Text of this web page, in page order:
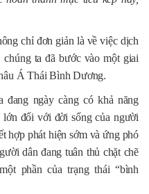
chỉ đơn giản là về việc dịch
ta đã bước vào một giai
Á Thái Bình Dương.
đang ngày càng có khả năng
đối với đời sống của người
hợp phát hiện sớm và ứng phó
dân đang tuân thủ chặt chẽ
phần của trạng thái “bình